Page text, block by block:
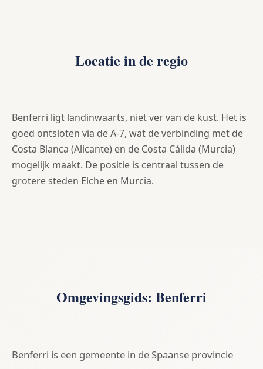
Locatie in de regio
Benferri ligt landinwaarts, niet ver van de kust. Het is
goed ontsloten via de A-7, wat de verbinding met de
Costa Blanca (Alicante) en de Costa Cálida (Murcia)
mogelijk maakt. De positie is centraal tussen de
grotere steden Elche en Murcia.
Omgevingsgids: Benferri
Benferri is een gemeente in de Spaanse provincie